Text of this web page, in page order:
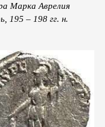
Марка Аврелия
195 – 198 гг. н.